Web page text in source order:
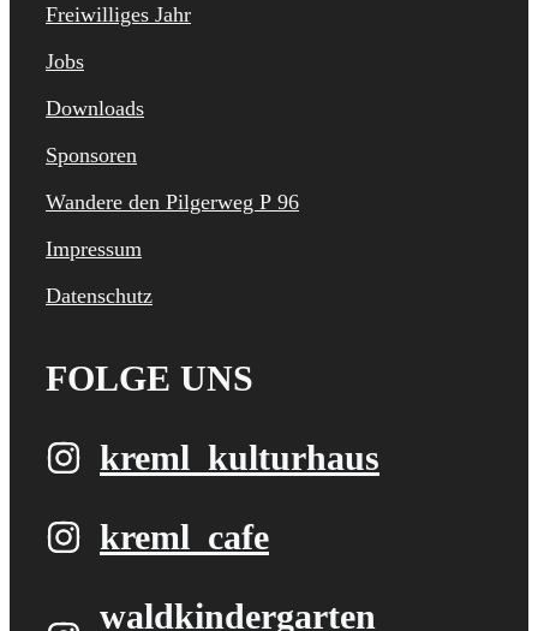
Freiwilliges Jahr
Jobs
Downloads
Sponsoren
Wandere den Pilgerweg P 96
Impressum
Datenschutz
FOLGE UNS
kreml_kulturhaus
kreml_cafe
waldkindergarten​